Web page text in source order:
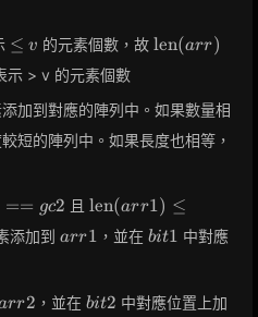
\leq
≤ v 的元素個數，故 len(arr)
示 > v 的元素個數
加到對應的陣列中。如果數量相
短的陣列中。如果長度也相等，
== gc2 且\text{len}
(arr1)
\leq
len(arr1) ≤
添加到 arr1
arr1 ，並在 bit1
bit1 中對應
arr2
rr2 ，並在 bit2
bit2 中對應位置上加